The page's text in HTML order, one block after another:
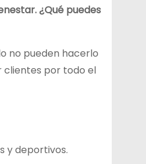
¿Qué puedes
no pueden hacerlo
clientes por todo el
y deportivos.